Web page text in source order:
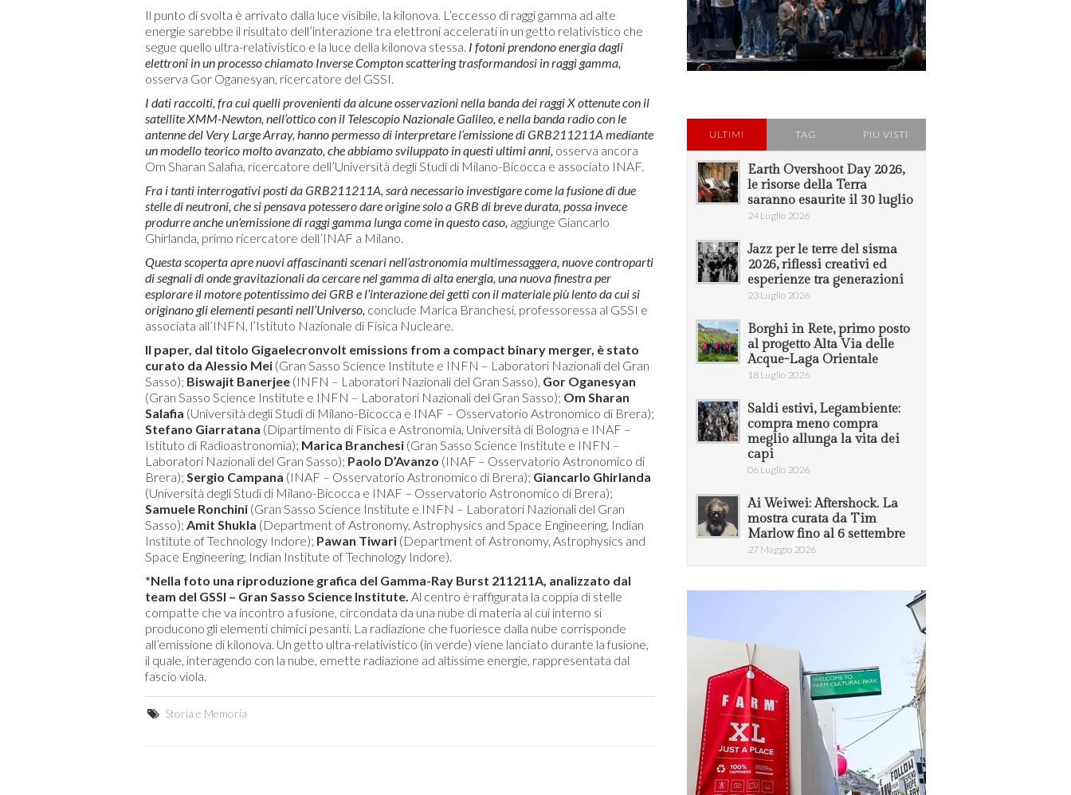
Il punto di svolta è arrivato dalla luce visibile, la kilonova. L’eccesso di raggi gamma ad alte
energie sarebbe il risultato dell’interazione tra elettroni accelerati in un getto relativistico che
segue quello ultra-relativistico e la luce della kilonova stessa. I fotoni prendono energia dagli
elettroni in un processo chiamato Inverse Compton scattering trasformandosi in raggi gamma,
osserva Gor Oganesyan, ricercatore del GSSI.
I dati raccolti, fra cui quelli provenienti da alcune osservazioni nella banda dei raggi X ottenute con il
satellite XMM-Newton, nell’ottico con il Telescopio Nazionale Galileo, e nella banda radio con le
antenne del Very Large Array, hanno permesso di interpretare l’emissione di GRB211211A mediante
un modello teorico molto avanzato, che abbiamo sviluppato in questi ultimi anni, osserva ancora
Om Sharan Salafia, ricercatore dell’Università degli Studi di Milano-Bicocca e associato INAF.
Fra i tanti interrogativi posti da GRB211211A, sarà necessario investigare come la fusione di due
stelle di neutroni, che si pensava potessero dare origine solo a GRB di breve durata, possa invece
produrre anche un’emissione di raggi gamma lunga come in questo caso, aggiunge Giancarlo
Ghirlanda, primo ricercatore dell’INAF a Milano.
Questa scoperta apre nuovi affascinanti scenari nell’astronomia multimessaggera, nuove controparti
di segnali di onde gravitazionali da cercare nel gamma di alta energia, una nuova finestra per
esplorare il motore potentissimo dei GRB e l’interazione dei getti con il materiale più lento da cui si
originano gli elementi pesanti nell’Universo, conclude Marica Branchesi, professoressa al GSSI e
associata all’INFN, l’Istituto Nazionale di Fisica Nucleare.
Il paper, dal titolo Gigaelecronvolt emissions from a compact binary merger, è stato
curato da Alessio Mei (Gran Sasso Science Institute e INFN – Laboratori Nazionali del Gran
Sasso); Biswajit Banerjee (INFN – Laboratori Nazionali del Gran Sasso), Gor Oganesyan
(Gran Sasso Science Institute e INFN – Laboratori Nazionali del Gran Sasso); Om Sharan
Salafia (Università degli Studi di Milano-Bicocca e INAF – Osservatorio Astronomico di Brera);
Stefano Giarratana (Dipartimento di Fisica e Astronomia, Università di Bologna e INAF –
Istituto di Radioastronomia); Marica Branchesi (Gran Sasso Science Institute e INFN –
Laboratori Nazionali del Gran Sasso); Paolo D’Avanzo (INAF – Osservatorio Astronomico di
Brera); Sergio Campana (INAF – Osservatorio Astronomico di Brera); Giancarlo Ghirlanda
(Università degli Studi di Milano-Bicocca e INAF – Osservatorio Astronomico di Brera);
Samuele Ronchini (Gran Sasso Science Institute e INFN – Laboratori Nazionali del Gran
Sasso); Amit Shukla (Department of Astronomy, Astrophysics and Space Engineering, Indian
Institute of Technology Indore); Pawan Tiwari (Department of Astronomy, Astrophysics and
Space Engineering, Indian Institute of Technology Indore).
*Nella foto una riproduzione grafica del Gamma-Ray Burst 211211A, analizzato dal
team del GSSI – Gran Sasso Science Institute. Al centro è raffigurata la coppia di stelle
compatte che va incontro a fusione, circondata da una nube di materia al cui interno si
producono gli elementi chimici pesanti. La radiazione che fuoriesce dalla nube corrisponde
all’emissione di kilonova. Un getto ultra-relativistico (in verde) viene lanciato durante la fusione,
il quale, interagendo con la nube, emette radiazione ad altissime energie, rappresentata dal
fascio viola.
Storia e Memoria
ULTIMI TAG PIÙ VISTI
Earth Overshoot Day 2026,
le risorse della Terra
saranno esaurite il 30 luglio
24 Luglio 2026
Jazz per le terre del sisma
2026, riflessi creativi ed
esperienze tra generazioni
23 Luglio 2026
Borghi in Rete, primo posto
al progetto Alta Via delle
Acque-Laga Orientale
18 Luglio 2026
Saldi estivi, Legambiente:
compra meno compra
meglio allunga la vita dei
capi
06 Luglio 2026
Ai Weiwei: Aftershock. La
mostra curata da Tim
Marlow fino al 6 settembre
27 Maggio 2026